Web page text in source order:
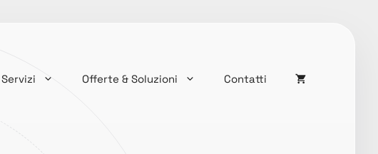
Servizi Offerte & Soluzioni Contatti